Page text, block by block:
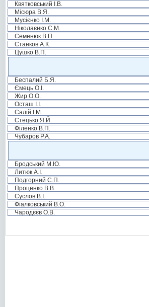
Квятковський І.В.
Місюра В.Я.
Мусієнко І.М.
Ніколаєнко С.М.
Семенюк В.П.
Станков А.К.
Цушко В.П.
Беспалий Б.Я.
Ємець О.І.
Жир О.О.
Осташ І.І.
Салій І.М.
Стецько Я.Й.
Філенко В.П.
Чубаров Р.А.
Бродський М.Ю.
Литюк А.І.
Подгорний С.П.
Проценко В.В.
Суслов В.І.
Фіалковський В.О.
Чародєєв О.В.